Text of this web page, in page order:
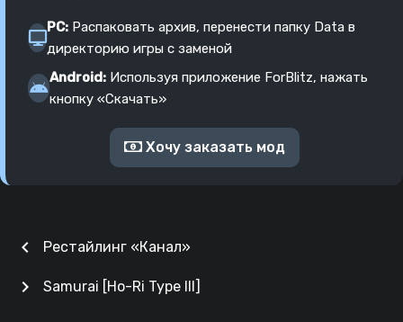
PC: Распаковать архив, перенести папку Data в
директорию игры с заменой
Android: Используя приложение ForBlitz, нажать
кнопку «Скачать»
Хочу заказать мод
chevron_left Рестайлинг «Канал»
Samurai [Ho-Ri Type lll]
chevron_right